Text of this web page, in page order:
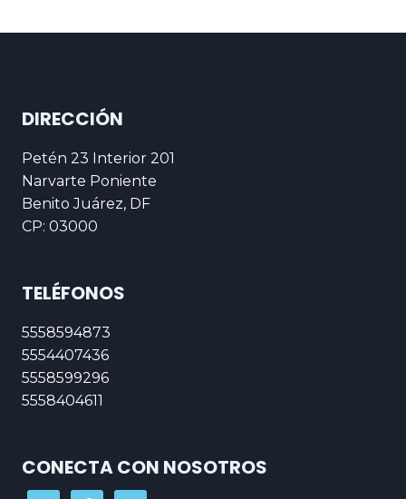
DIRECCIÓN
Petén 23 Interior 201
Narvarte Poniente
Benito Juárez, DF
CP: 03000
TELÉFONOS
5558594873
5554407436
5558599296
5558404611
CONECTA CON NOSOTROS